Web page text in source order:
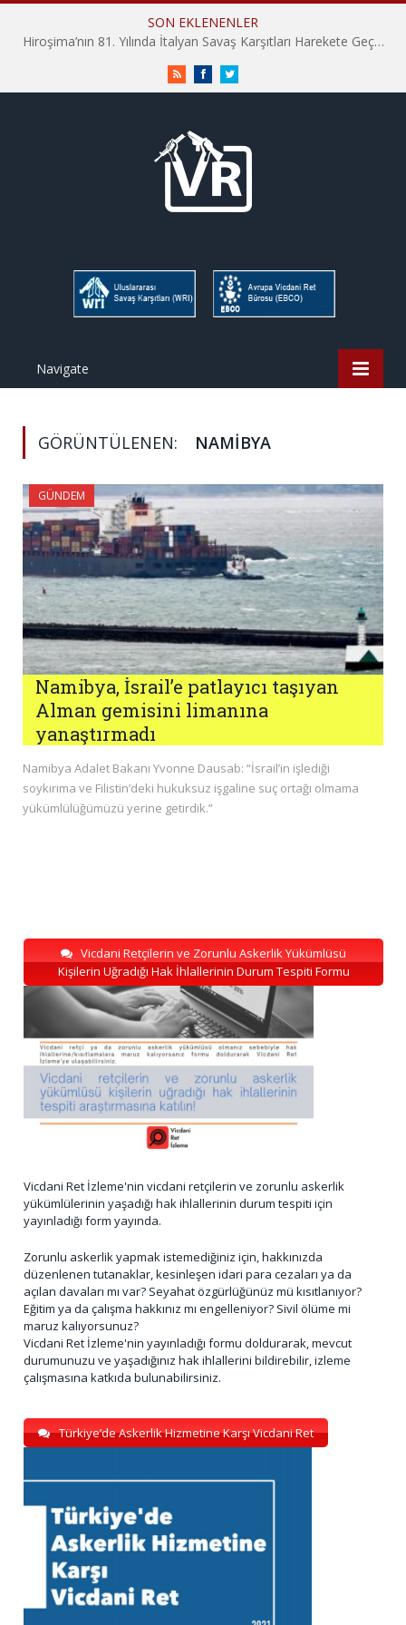
SON EKLENENLER
Hiroşima’nın 81. Yılında İtalyan Savaş Karşıtları Harekete Geçti: “Hatırlamak yeterli değil”
RSS FacebookTwitter
Navigate
GÖRÜNTÜLENEN: NAMIBYA
GÜNDEM
Namibya, İsrail’e patlayıcı taşıyan
Alman gemisini limanına
yanaştırmadı
Namibya Adalet Bakanı Yvonne Dausab: “İsrail’in işlediği
soykırıma ve Filistin’deki hukuksuz işgaline suç ortağı olmama
yükümlülüğümüzü yerine getirdik.”
Vicdani Retçilerin ve Zorunlu Askerlik Yükümlüsü
Kişilerin Uğradığı Hak İhlallerinin Durum Tespiti Formu
Vicdani Ret İzleme'nin vicdani retçilerin ve zorunlu askerlik
yükümlülerinin yaşadığı hak ihlallerinin durum tespiti için
yayınladığı form yayında.
Zorunlu askerlik yapmak istemediğiniz için, hakkınızda
düzenlenen tutanaklar, kesinleşen idari para cezaları ya da
açılan davaları mı var? Seyahat özgürlüğünüz mü kısıtlanıyor?
Eğitim ya da çalışma hakkınız mı engelleniyor? Sivil ölüme mi
maruz kalıyorsunuz?
Vicdani Ret İzleme'nin yayınladığı formu doldurarak, mevcut
durumunuzu ve yaşadığınız hak ihlallerini bildirebilir, izleme
çalışmasına katkıda bulunabilirsiniz.
Türkiye’de Askerlik Hizmetine Karşı Vicdani Ret